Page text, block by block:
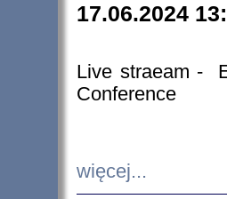
17.06.2024
Live straeam -
Conference
więcej...